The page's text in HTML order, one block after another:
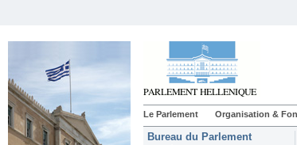
Le Parlement Organisation &
Bureau du Parlement